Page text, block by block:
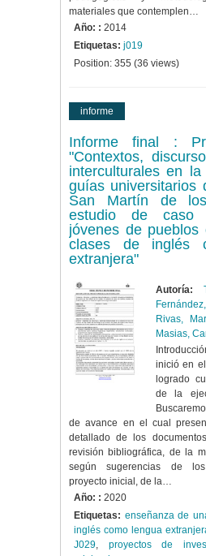
materiales que contemplen…
Año: : 2014
Etiquetas: j019
Position: 355 (36 views)
informe
Informe final :
"Contextos,
interculturales en
guías universitarios
San Martín de
estudio de caso
jóvenes de pueblos
clases de inglés
extranjera"
Autoría:
Rivas,
Masias,
inició en
logrado
de la
de avance en el cual
detallado de los
revisión bibliográfica, de la
según sugerencias de
proyecto inicial, de la…
Año: : 2020
Etiquetas: enseñanza de
inglés como lengua
J029, proyectos de